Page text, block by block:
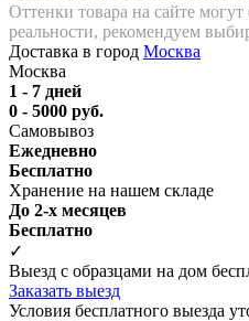
Оттенки товара на сайте могут
реальности, рекомендуем
Доставка в город Москва
Москва
1 - 7 дней
0 - 5000 руб.
Самовывоз
Ежедневно
Бесплатно
Хранение на нашем складе
До 2-х месяцев
Бесплатно
✓
Выезд с образцами на дом
Заказать выезд
Условия бесплатного выезда